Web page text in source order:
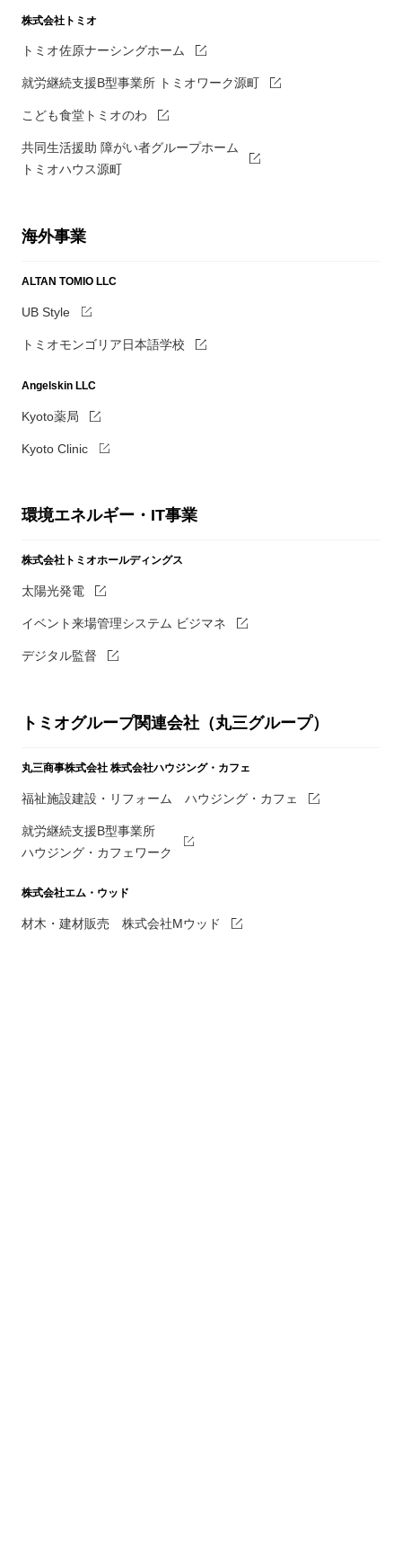
株式会社トミオ
トミオ佐原ナーシングホーム
就労継続支援B型事業所 トミオワーク源町
こども食堂トミオのわ
共同生活援助 障がい者グループホーム
トミオハウス源町
海外事業
ALTAN TOMIO LLC
UB Style
トミオモンゴリア日本語学校
Angelskin LLC
Kyoto薬局
Kyoto Clinic
環境エネルギー・IT事業
株式会社トミオホールディングス
太陽光発電
イベント来場管理システム ビジマネ
デジタル監督
トミオグループ関連会社（丸三グループ）
丸三商事株式会社 株式会社ハウジング・カフェ
福祉施設建設・リフォーム ハウジング・カフェ
就労継続支援B型事業所
ハウジング・カフェワーク
株式会社エム・ウッド
材木・建材販売 株式会社Mウッド